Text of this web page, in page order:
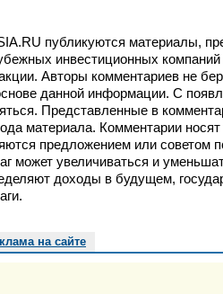
публикуются материалы,
инвестиционных
Авторы комментариев не
данной информации. С
Представленные в
материала. Комментарии
предложением или советом
может увеличиваться и
доходы в будущем,
на сайте